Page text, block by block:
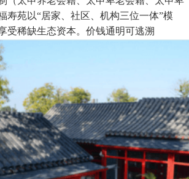
寿苑以“居家、社区、机构三位一体”模
受稀缺生态资本。价钱通明可逃溯